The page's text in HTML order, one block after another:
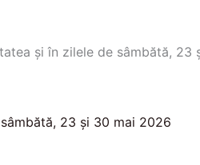
și în zilele de sâmbătă, 23
23 și 30 mai 2026